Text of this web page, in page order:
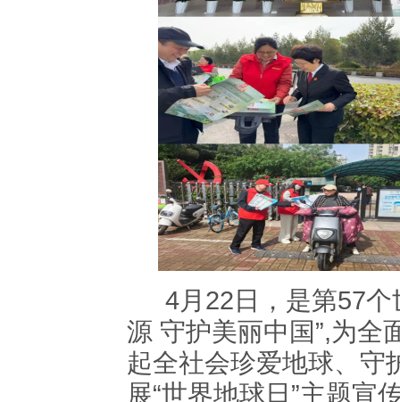
4月22日，是第57
源 守护美丽中国”,为全
起全社会珍爱地球、守
展“世界地球日”主题宣